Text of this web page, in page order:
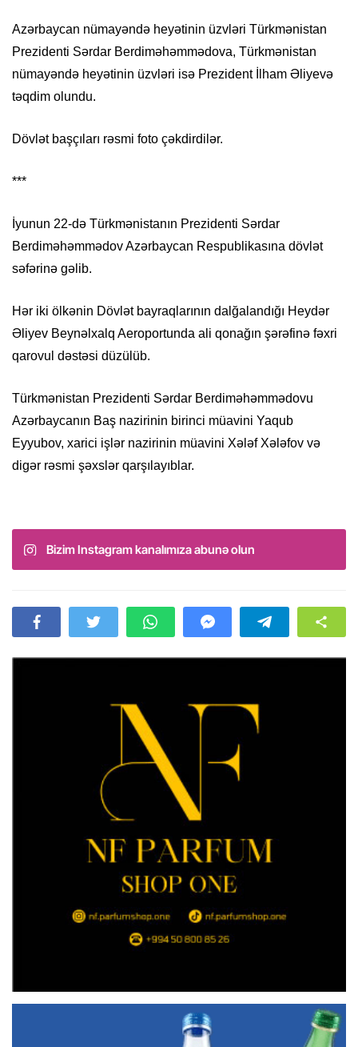
Azərbaycan nümayəndə heyətinin üzvləri Türkmənistan
Prezidenti Sərdar Berdiməhəmmədova, Türkmənistan
nümayəndə heyətinin üzvləri isə Prezident İlham Əliyevə
təqdim olundu.
Dövlət başçıları rəsmi foto çəkdirdilər.
***
İyunun 22-də Türkmənistanın Prezidenti Sərdar
Berdiməhəmmədov Azərbaycan Respublikasına dövlət
səfərinə gəlib.
Hər iki ölkənin Dövlət bayraqlarının dalğalandığı Heydər
Əliyev Beynəlxalq Aeroportunda ali qonağın şərəfinə fəxri
qarovul dəstəsi düzülüb.
Türkmənistan Prezidenti Sərdar Berdiməhəmmədovu
Azərbaycanın Baş nazirinin birinci müavini Yaqub
Eyyubov, xarici işlər nazirinin müavini Xələf Xələfov və
digər rəsmi şəxslər qarşılayıblar.
Bizim Instagram kanalımıza abunə olun